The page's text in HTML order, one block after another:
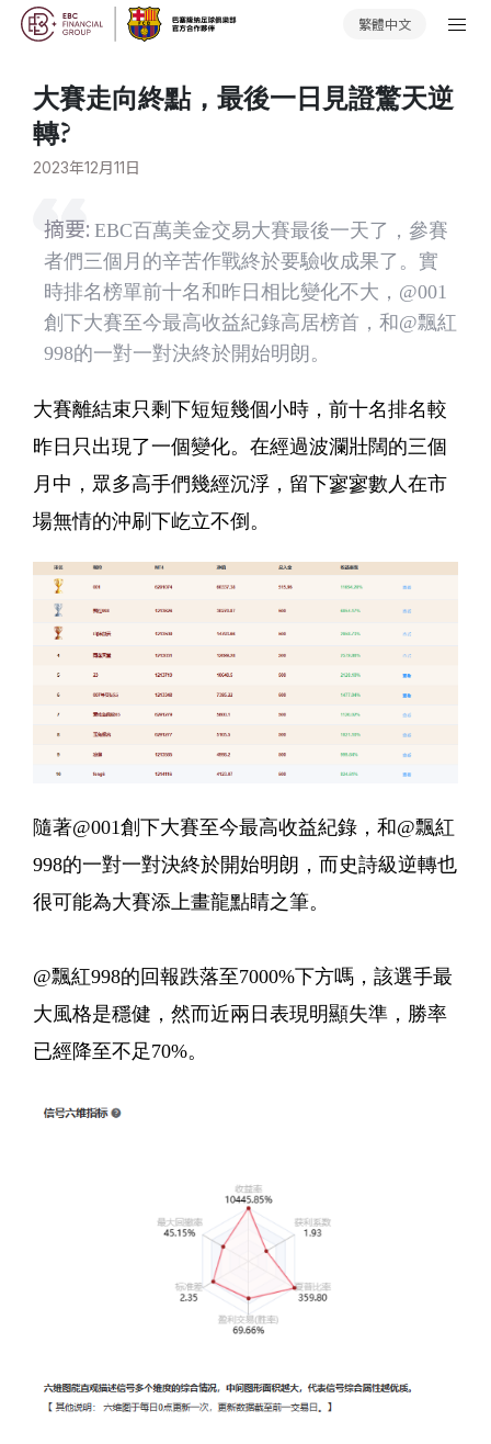
繁體中文
大賽走向終點，最後一日見證驚天逆
轉?
2023年12月11日
摘要: EBC百萬美金交易大賽最後一天了，參賽
者們三個月的辛苦作戰終於要驗收成果了。實
時排名榜單前十名和昨日相比變化不大，@001
創下大賽至今最高收益紀錄高居榜首，和@飄紅
998的一對一對決終於開始明朗。
大賽離結束只剩下短短幾個小時，前十名排名較
昨日只出現了一個變化。在經過波瀾壯闊的三個
月中，眾多高手們幾經沉浮，留下寥寥數人在市
場無情的沖刷下屹立不倒。
隨著@001創下大賽至今最高收益紀錄，和@飄紅
998的一對一對決終於開始明朗，而史詩級逆轉也
很可能為大賽添上畫龍點睛之筆。
@飄紅998的回報跌落至7000%下方嗎，該選手最
大風格是穩健，然而近兩日表現明顯失準，勝率
已經降至不足70%。